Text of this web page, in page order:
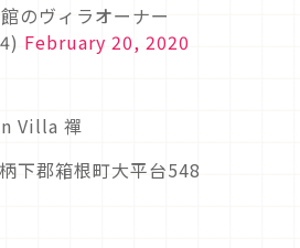
のヴィラオーナー
February 20, 2020
Villa 禪
下郡箱根町大平台548